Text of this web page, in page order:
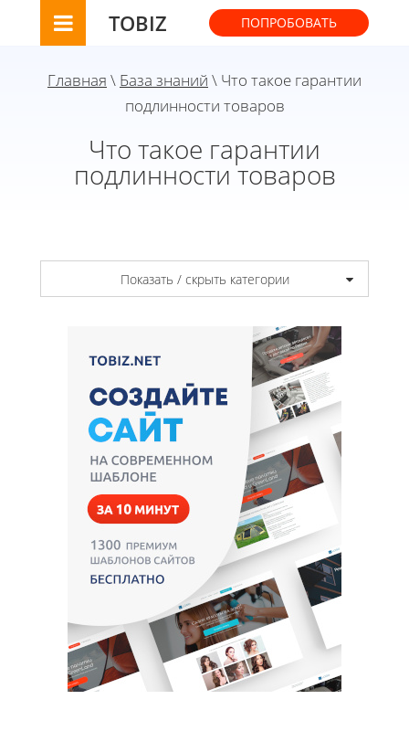
TOBIZ ПОПРОБОВАТЬ
Главная \ База знаний \ Что такое гарантии
подлинности товаров
Что такое гарантии
подлинности товаров
Показать / скрыть категории